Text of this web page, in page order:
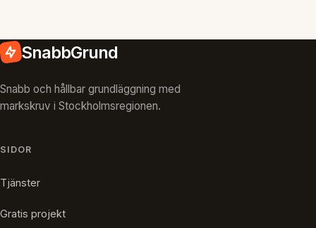
SnabbGrund
Snabb och hållbar grundläggning med
markskruv i Stockholmsregionen.
SIDOR
Tjänster
Gratis projekt